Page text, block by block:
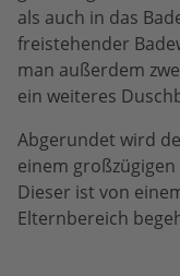
als auch in das
freistehender
man außerdem
ein weiteres
Abgerundet wird
einem
Dieser ist von
Elternbereich